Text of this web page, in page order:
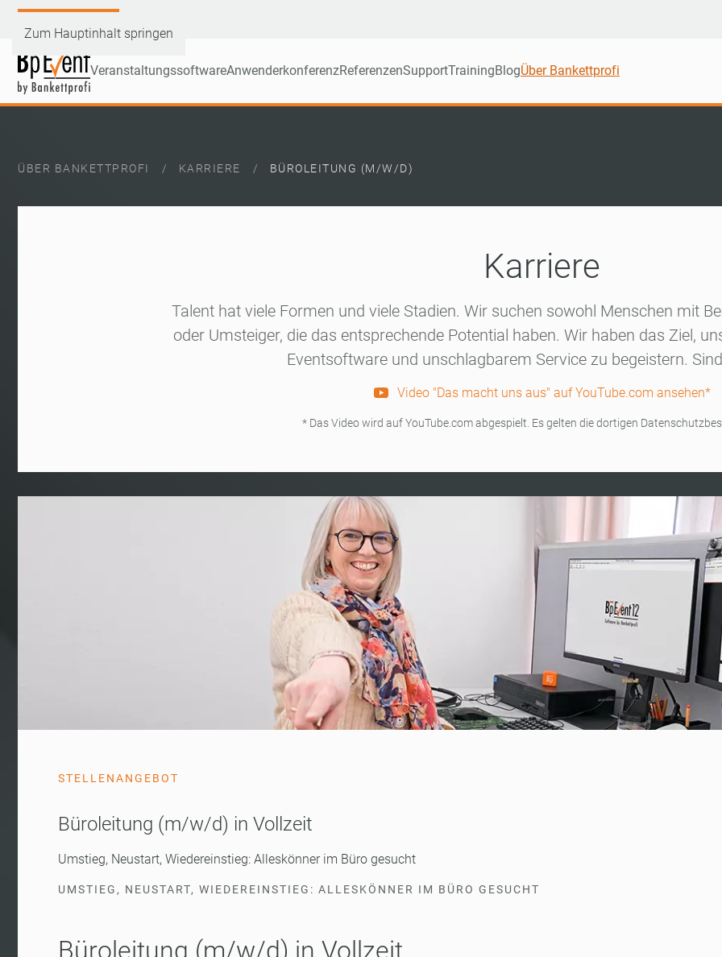
Zum Hauptinhalt springen
VeranstaltungssoftwareAnwenderkonferenzReferenzenSupportTrainingBlogÜber Bankettprofi
ÜBER BANKETTPROFI KARRIERE BÜROLEITUNG (M/W/D)
Karriere
Talent hat viele Formen und viele Stadien. Wir suchen sowohl Menschen mit
oder Umsteiger, die das entsprechende Potential haben. Wir haben das Ziel,
Eventsoftware und unschlagbarem Service zu begeistern.
Video "Das macht uns aus" auf YouTube.com ansehen*
* Das Video wird auf YouTube.com abgespielt. Es gelten die dortigen
STELLENANGEBOT
Büroleitung (m/w/d) in Vollzeit
Umstieg, Neustart, Wiedereinstieg: Alleskönner im Büro gesucht
UMSTIEG, NEUSTART, WIEDEREINSTIEG: ALLESKÖNNER IM BÜRO GESUCHT
Büroleitung (m/w/d) in Vollzeit